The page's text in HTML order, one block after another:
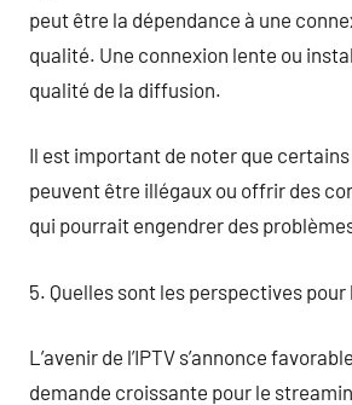
peut être la dépendance à une
qualité. Une connexion lente ou
qualité de la diffusion.
Il est important de noter que
peuvent être illégaux ou offrir des
qui pourrait engendrer des
5. Quelles sont les perspectives pour
L’avenir de l’IPTV s’annonce
demande croissante pour le